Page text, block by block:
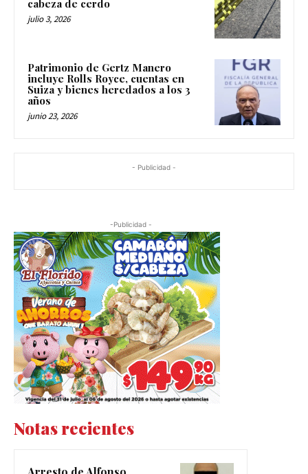
cabeza de cerdo
julio 3, 2026
Patrimonio de Gertz Manero
incluye Rolls Royce, cuentas en
Suiza y bienes heredados a los 3
años
junio 23, 2026
- Publicidad -
-Publicidad -
Notas recientes